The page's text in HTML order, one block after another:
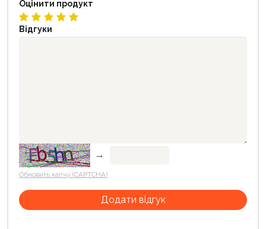
Оцінити продукт
Відгуки
→
Обновить капчу (CAPTCHA)